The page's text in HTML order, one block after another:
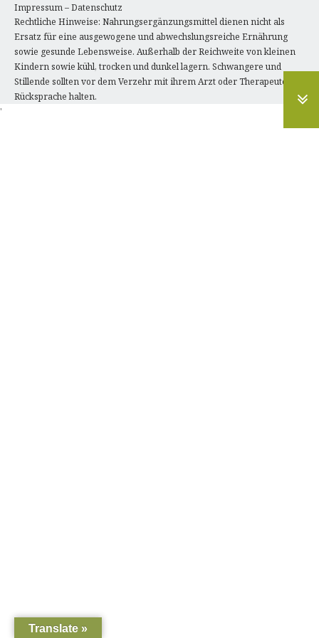
Impressum –Datenschutz
Rechtliche Hinweise: Nahrungsergänzungsmittel dienen nicht als
Ersatz für eine ausgewogene und abwechslungsreiche Ernährung
sowie gesunde Lebensweise. Außerhalb der Reichweite von kleinen
Kindern sowie kühl, trocken und dunkel lagern. Schwangere und
Stillende sollten vor dem Verzehr mit ihrem Arzt oder Therapeuten
Rücksprache halten.
'
Translate »